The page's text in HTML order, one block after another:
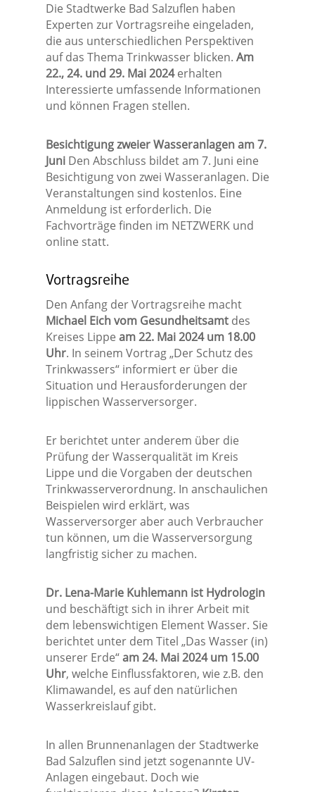
Die Stadtwerke Bad Salzuflen haben
Experten zur Vortragsreihe eingeladen,
die aus unterschiedlichen Perspektiven
auf das Thema Trinkwasser blicken. Am
22., 24. und 29. Mai 2024erhalten
Interessierte umfassende Informationen
und können Fragen stellen.
Besichtigung zweier Wasseranlagen am 7.
Juni Den Abschluss bildet am 7. Juni eine
Besichtigung von zwei Wasseranlagen. Die
Veranstaltungen sind kostenlos. Eine
Anmeldung ist erforderlich. Die
Fachvorträge finden im NETZWERK und
online statt.
Vortragsreihe
Den Anfang der Vortragsreihe macht
Michael Eich vom Gesundheitsamtdes
Kreises Lippe am 22. Mai 2024 um 18.00
Uhr. In seinem Vortrag „Der Schutz des
Trinkwassers“ informiert er über die
Situation und Herausforderungen der
lippischen Wasserversorger.
Er berichtet unter anderem über die
Prüfung der Wasserqualität im Kreis
Lippe und die Vorgaben der deutschen
Trinkwasserverordnung. In anschaulichen
Beispielen wird erklärt, was
Wasserversorger aber auch Verbraucher
tun können, um die Wasserversorgung
langfristig sicher zu machen.
Dr. Lena-Marie Kuhlemann ist Hydrologin
und beschäftigt sich in ihrer Arbeit mit
dem lebenswichtigen Element Wasser. Sie
berichtet unter dem Titel „Das Wasser (in)
unserer Erde“am 24. Mai 2024 um 15.00
Uhr, welche Einflussfaktoren, wie z.B. den
Klimawandel, es auf den natürlichen
Wasserkreislauf gibt.
In allen Brunnenanlagen der Stadtwerke
Bad Salzuflen sind jetzt sogenannte UV-
Anlagen eingebaut. Doch wie